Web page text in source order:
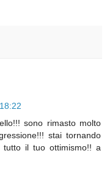
sono rimasto molto
stai tornando
il tuo ottimismo!! a